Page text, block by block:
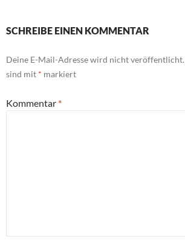
SCHREIBE EINEN KOMMENTAR
Deine E-Mail-Adresse wird nicht veröffentlicht.
sind mit * markiert
Kommentar *